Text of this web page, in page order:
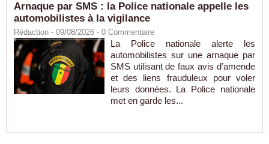
Arnaque par SMS : la Police nationale appelle les
automobilistes à la vigilance
Rédaction - 09/08/2026 - 0 Commentaire
La Police nationale alerte les
automobilistes sur une arnaque par
SMS utilisant de faux avis d’amende
et des liens frauduleux pour voler
leurs données. La Police nationale
met en garde les...